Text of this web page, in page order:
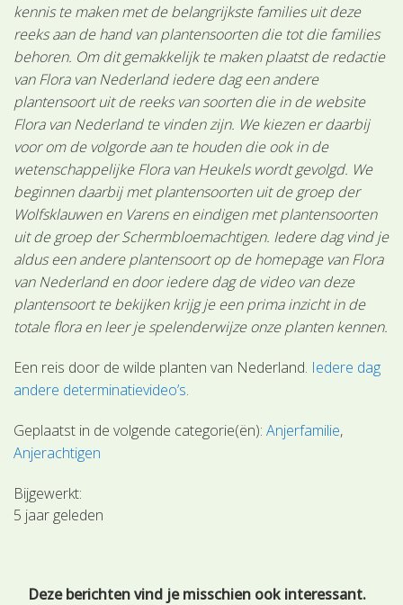
kennis te maken met de belangrijkste families uit deze
reeks aan de hand van plantensoorten die tot die families
behoren. Om dit gemakkelijk te maken plaatst de redactie
van Flora van Nederland iedere dag een andere
plantensoort uit de reeks van soorten die in de website
Flora van Nederland te vinden zijn. We kiezen er daarbij
voor om de volgorde aan te houden die ook in de
wetenschappelijke Flora van Heukels wordt gevolgd. We
beginnen daarbij met plantensoorten uit de groep der
Wolfsklauwen en Varens en eindigen met plantensoorten
uit de groep der Schermbloemachtigen. Iedere dag vind je
aldus een andere plantensoort op de homepage van Flora
van Nederland en door iedere dag de video van deze
plantensoort te bekijken krijg je een prima inzicht in de
totale flora en leer je spelenderwijze onze planten kennen.
Een reis door de wilde planten van Nederland. Iedere dag
andere determinatievideo’s.
Geplaatst in de volgende categorie(ën):Anjerfamilie
Anjerachtigen
Bijgewerkt:
5 jaar geleden
Deze berichten vind je misschien ook interessant.